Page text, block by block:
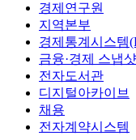
경제연구원
지역본부
경제통계시스템
금융·경제 스냅샷
전자도서관
디지털아카이브
채용
전자계약시스템